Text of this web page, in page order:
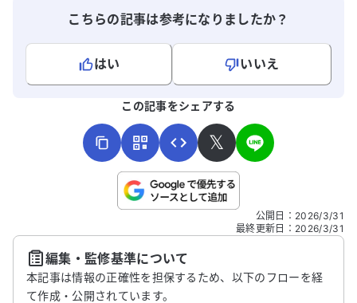
こちらの記事は参考になりましたか？
はい
いいえ
こちらは送信専用のフォームです。氏名やご自身の病気の詳細な
送信する
この記事をシェアする
𝕏
公開日 ： 2026/3/31
最終更新日 ： 2026/3/31
編集・監修基準について
本記事は情報の正確性を担保するため、以下のフローを経
て作成・公開されています。